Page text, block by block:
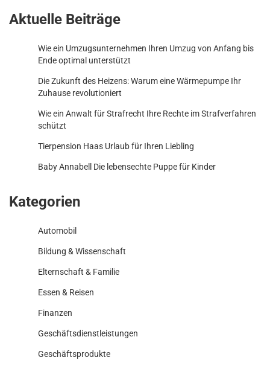
Aktuelle Beiträge
Wie ein Umzugsunternehmen Ihren Umzug von Anfang bis
Ende optimal unterstützt
Die Zukunft des Heizens: Warum eine Wärmepumpe Ihr
Zuhause revolutioniert
Wie ein Anwalt für Strafrecht Ihre Rechte im Strafverfahren
schützt
Tierpension Haas Urlaub für Ihren Liebling
Baby Annabell Die lebensechte Puppe für Kinder
Kategorien
Automobil
Bildung & Wissenschaft
Elternschaft & Familie
Essen & Reisen
Finanzen
Geschäftsdienstleistungen
Geschäftsprodukte